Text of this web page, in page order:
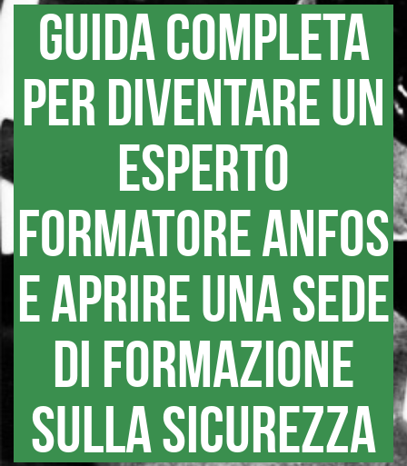
Guida completa
per diventare un
esperto
formatore ANFOS
e aprire una sede
di formazione
sulla sicurezza